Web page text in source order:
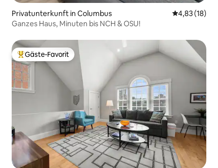
Privatunterkunft in Columbus
4,83 (18)
Ganzes Haus, Minuten bis NCH & OSU!
Beliebter Gäste-Favorit.
Gäste-Favorit